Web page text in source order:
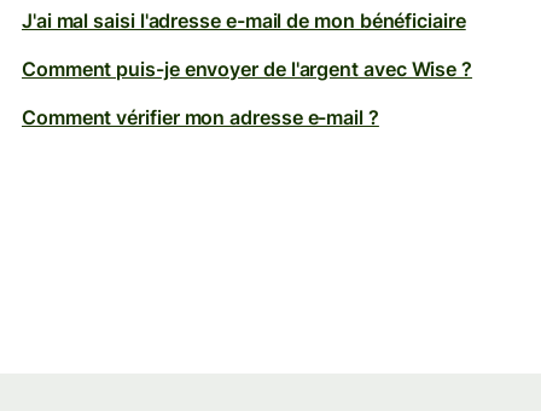
J'ai mal saisi l'adresse e-mail de mon bénéficiaire
Comment puis-je envoyer de l'argent avec Wise ?
Comment vérifier mon adresse e-mail ?